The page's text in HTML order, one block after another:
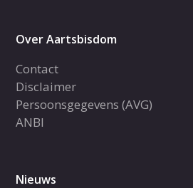
Over Aartsbisdom
Contact
Disclaimer
Persoonsgegevens (AVG)
ANBI
Nieuws